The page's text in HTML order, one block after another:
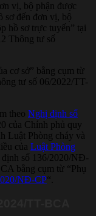
vị, bộ phận được
sơ đến đơn vị, bộ
hồ sơ trực tuyến” tại
Thông tư số
cơ sở” bằng cụm từ
tư số 06/2022/TT-
theo Nghị định số
của Chính phủ quy
Luật Phòng cháy và
của Luật Phòng
số 136/2020/NĐ-
bằng cụm từ “Phụ
NĐ-CP“.